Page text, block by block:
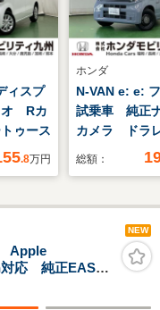
ィスプ
オ Rカ
ゥース
.8万円
ホンダ
N-VAN e: e:
試乗車 純正
カメラ ドラ
総額：
NEW
Apple
応 純正EASY
シートヒータ